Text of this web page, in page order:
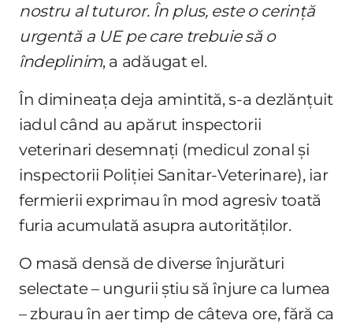
nostru al tuturor. În plus, este o cerință
urgentă a UE pe care trebuie să o
îndeplinim, a adăugat el.
În dimineața deja amintită, s-a dezlănțuit
iadul când au apărut inspectorii
veterinari desemnați (medicul zonal și
inspectorii Poliției Sanitar-Veterinare), iar
fermierii exprimau în mod agresiv toată
furia acumulată asupra autorităților.
O masă densă de diverse înjurături
selectate – ungurii știu să înjure ca lumea
– zburau în aer timp de câteva ore, fără ca